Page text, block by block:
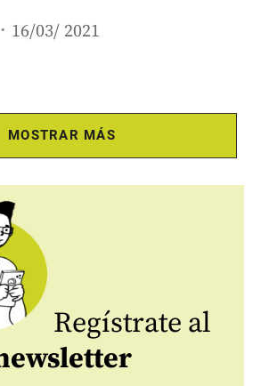
16/03/ 2021
MOSTRAR MÁS
Regístrate al